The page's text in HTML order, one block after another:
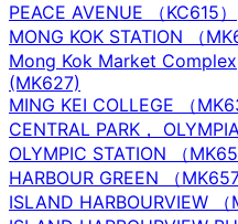
PEACE AVENUE （KC615）
MONG KOK STATION （
Mong Kok Market
(MK627)
MING KEI COLLEGE （
CENTRAL PARK，
OLYMPIC STATION （
HARBOUR GREEN （MK657
ISLAND HARBOURVIEW （